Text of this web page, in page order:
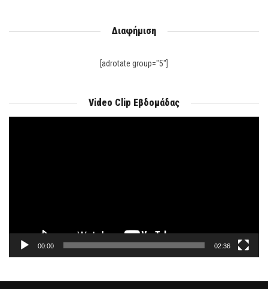
Διαφήμιση
[adrotate group="5"]
Video Clip Εβδομάδας
00:00 02:36